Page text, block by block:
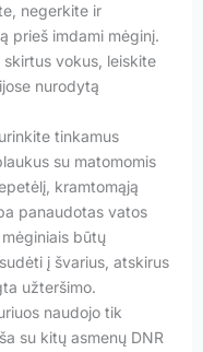
negerkite ir
prieš imdami mėginį.
vokus, leiskite
nurodytą
tinkamus
su matomomis
kramtomąją
panaudotas vatos
būtų
į švarius, atskirus
užteršimo.
naudojo tik
su kitų asmenų DNR